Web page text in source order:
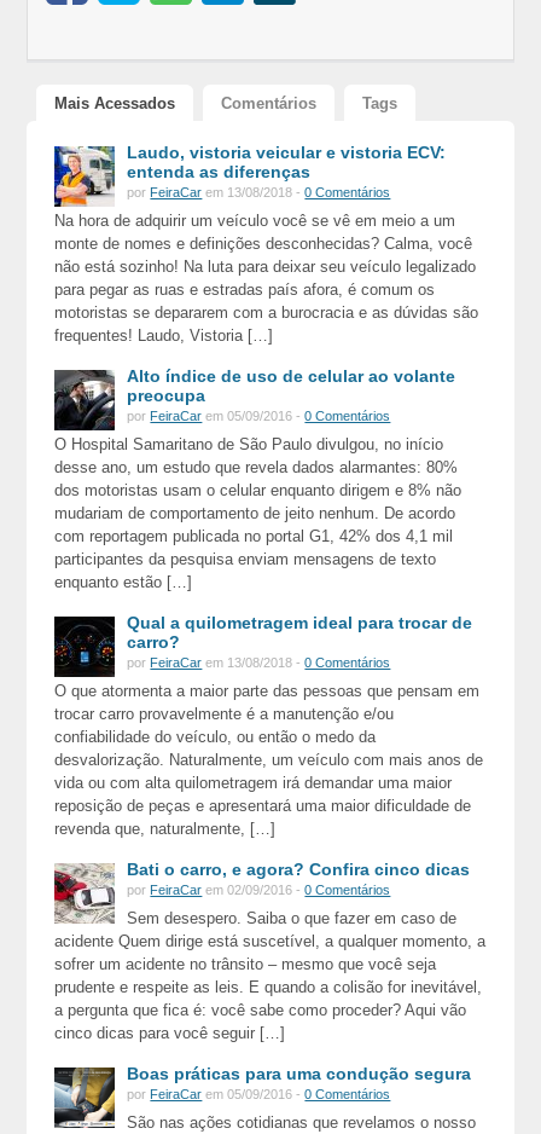
Mais Acessados Comentários Tags
Laudo, vistoria veicular e vistoria ECV:
entenda as diferenças
por FeiraCar em 13/08/2018 -0 Comentários
Na hora de adquirir um veículo você se vê em meio a um
monte de nomes e definições desconhecidas? Calma, você
não está sozinho! Na luta para deixar seu veículo legalizado
para pegar as ruas e estradas país afora, é comum os
motoristas se depararem com a burocracia e as dúvidas são
frequentes! Laudo, Vistoria […]
Alto índice de uso de celular ao volante
preocupa
por FeiraCar em 05/09/2016 -0 Comentários
O Hospital Samaritano de São Paulo divulgou, no início
desse ano, um estudo que revela dados alarmantes: 80%
dos motoristas usam o celular enquanto dirigem e 8% não
mudariam de comportamento de jeito nenhum. De acordo
com reportagem publicada no portal G1, 42% dos 4,1 mil
participantes da pesquisa enviam mensagens de texto
enquanto estão […]
Qual a quilometragem ideal para trocar de
carro?
por FeiraCar em 13/08/2018 -0 Comentários
O que atormenta a maior parte das pessoas que pensam em
trocar carro provavelmente é a manutenção e/ou
confiabilidade do veículo, ou então o medo da
desvalorização. Naturalmente, um veículo com mais anos de
vida ou com alta quilometragem irá demandar uma maior
reposição de peças e apresentará uma maior dificuldade de
revenda que, naturalmente, […]
Bati o carro, e agora? Confira cinco dicas
por FeiraCar em 02/09/2016 -0 Comentários
Sem desespero. Saiba o que fazer em caso de
acidente Quem dirige está suscetível, a qualquer momento, a
sofrer um acidente no trânsito – mesmo que você seja
prudente e respeite as leis. E quando a colisão for inevitável,
a pergunta que fica é: você sabe como proceder? Aqui vão
cinco dicas para você seguir […]
Boas práticas para uma condução segura
por FeiraCar em 05/09/2016 -0 Comentários
São nas ações cotidianas que revelamos o nosso